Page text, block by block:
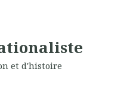
et d'histoire